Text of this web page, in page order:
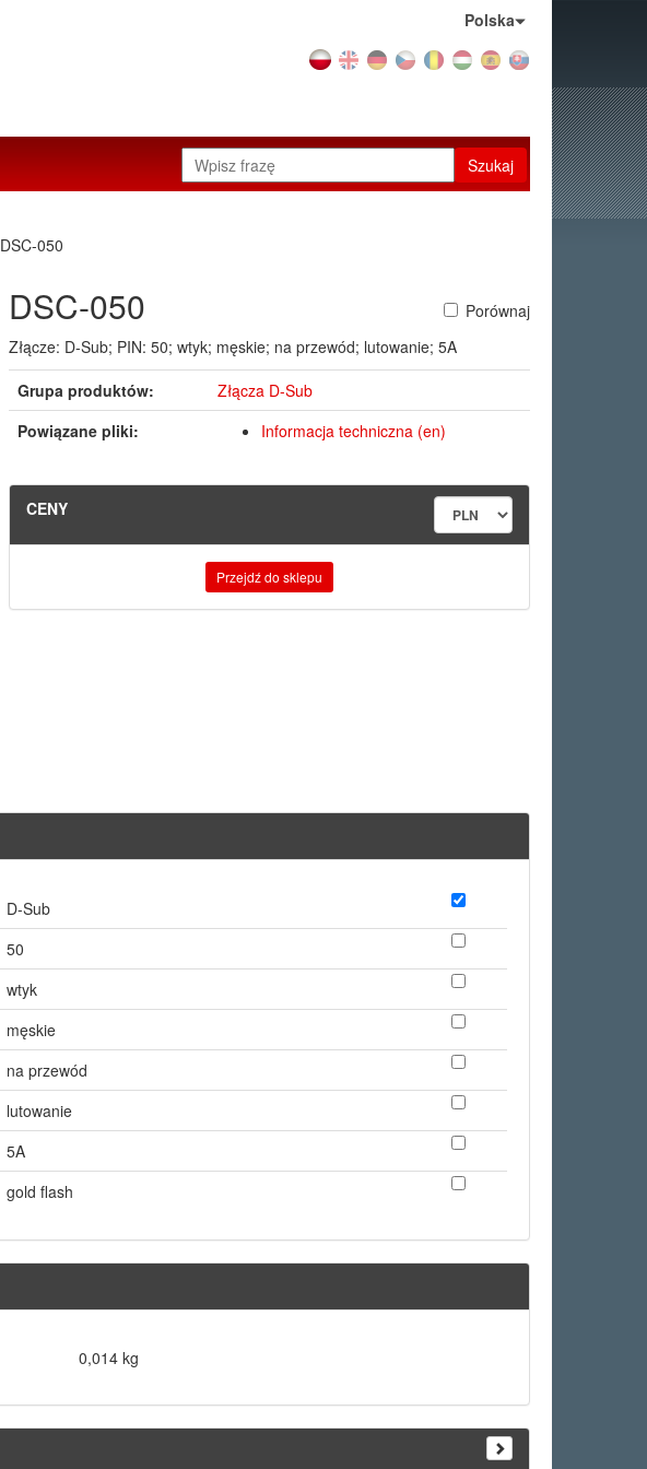
Polska
Szukaj
DSC-050
DSC-050
Porównaj
Złącze: D-Sub; PIN: 50; wtyk; męskie; na przewód; lutowanie; 5A
Grupa produktów:
Złącza D-Sub
Powiązane pliki:
Informacja techniczna (en)
CENY
Przejdź do sklepu
D-Sub
50
wtyk
męskie
na przewód
lutowanie
5A
gold flash
0,014 kg